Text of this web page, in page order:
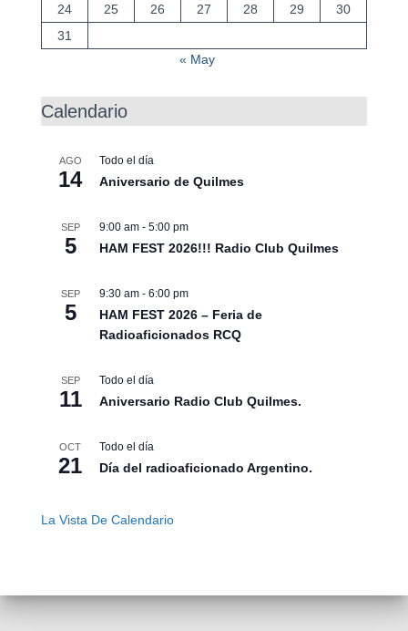
24
25 26 27 28 29
30
31
« May
Calendario
AGO
14
Todo el día
Aniversario de Quilmes
SEP
5
9:00 am - 5:00 pm
HAM FEST 2026!!! Radio Club Quilmes
SEP
5
9:30 am - 6:00 pm
HAM FEST 2026 – Feria de
Radioaficionados RCQ
SEP
11
Todo el día
Aniversario Radio Club Quilmes.
OCT
21
Todo el día
Día del radioaficionado Argentino.
La Vista De Calendario